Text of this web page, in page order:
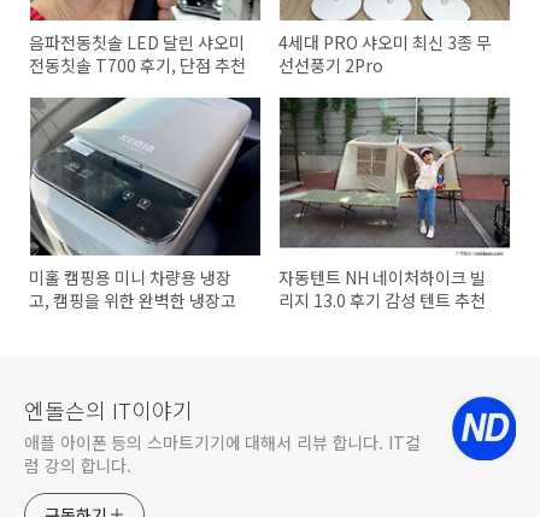
음파전동칫솔 LED 달린 샤오미
전동칫솔 T700 후기, 단점 추천
4세대 PRO 샤오미 최신 3종 무
선선풍기 2Pro
미홀 캠핑용 미니 차량용 냉장
고, 캠핑을 위한 완벽한 냉장고
자동텐트 NH 네이처하이크 빌
리지 13.0 후기 감성 텐트 추천
엔돌슨의 IT이야기
애플 아이폰 등의 스마트기기에 대해서 리뷰 합니다. IT컬
럼 강의 합니다.